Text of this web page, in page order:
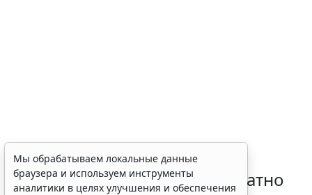
Временное удостоверение
личности оформляется бесплатно
Мы обрабатываем локальные данные
браузера и используем инструменты
аналитики в целях улучшения и обеспечения